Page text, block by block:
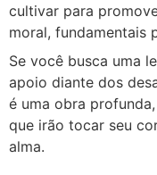
cultivar para
moral, fundamentais
Se você busca uma
apoio diante dos
é uma obra
que irão tocar seu
alma.